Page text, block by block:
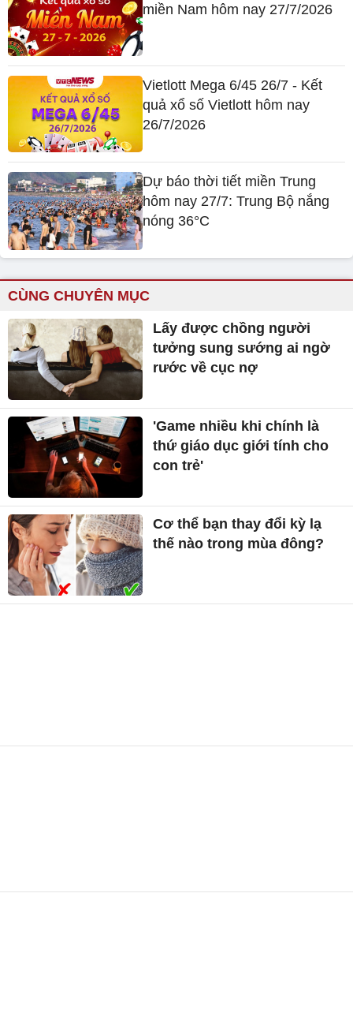
miền Nam hôm nay 27/7/2026
Vietlott Mega 6/45 26/7 - Kết
quả xổ số Vietlott hôm nay
26/7/2026
Dự báo thời tiết miền Trung
hôm nay 27/7: Trung Bộ nắng
nóng 36°C
CÙNG CHUYÊN MỤC
Lấy được chồng người
tưởng sung sướng ai ngờ
rước về cục nợ
'Game nhiều khi chính là
thứ giáo dục giới tính cho
con trẻ'
Cơ thể bạn thay đổi kỳ lạ
thế nào trong mùa đông?